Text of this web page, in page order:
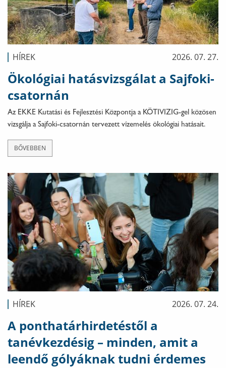
HÍREK 2026. 07. 27.
Ökológiai hatásvizsgálat a Sajfoki-
csatornán
Az EKKE Kutatási és Fejlesztési Központja a KÖTIVIZIG-gel közösen
vizsgálja a Sajfoki-csatornán tervezett vízemelés ökológiai hatásait.
BŐVEBBEN
HÍREK 2026. 07. 24.
A ponthatárhirdetéstől a
tanévkezdésig – minden, amit a
leendő gólyáknak tudni érdemes